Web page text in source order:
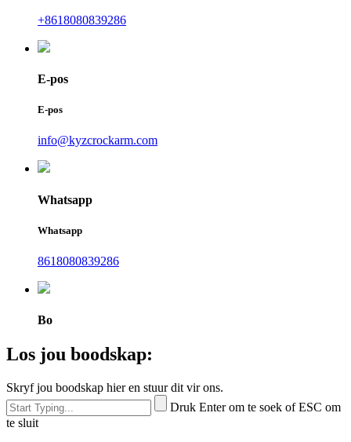
+8618080839286
E-pos
E-pos
info@kyzcrockarm.com
Whatsapp
Whatsapp
8618080839286
Bo
Los jou boodskap:
Skryf jou boodskap hier en stuur dit vir ons.
Druk Enter om te soek of ESC om
te sluit